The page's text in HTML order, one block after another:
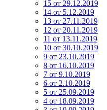
15 от 29.12.2019
14 от 5.12.2019
13 от 27.11.2019
12 от 20.11.2019
11 от 13.11.2019
10 от 30.10.2019
9 от 23.10.2019
8 от 16.10.2019
7 от 9.10.2019
6 от 2.10.2019
5 от 25.09.2019
4 от 18.09.2019